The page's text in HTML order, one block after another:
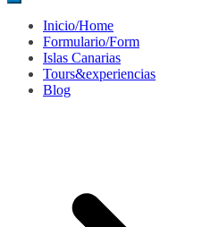
Inicio/Home
Formulario/Form
Islas Canarias
Tours&experiencias
Blog